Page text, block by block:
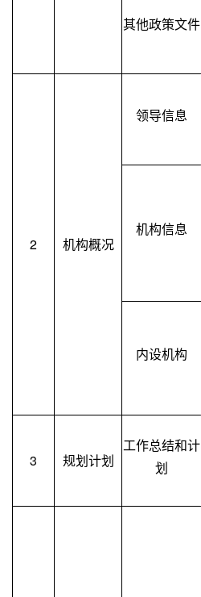
其他政策文件
2 机构概况
领导信息
机构信息
内设机构
3 规划计划
工作总结和计
划